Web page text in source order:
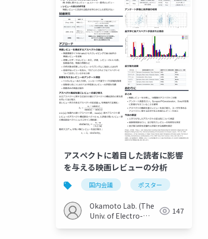
アスペクトに着目した読者に影響
を与える映画レビューの分析
国内会議 ポスター
Okamoto Lab. (The
Univ. of Electro-
147